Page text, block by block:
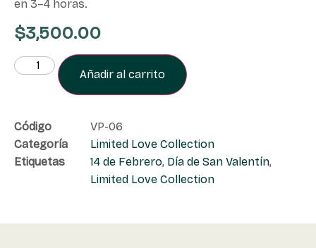
en 3–4 horas.
$3,500.00
Añadir al carrito
Código
VP-06
Categoría
Limited Love Collection
Etiquetas
14 de Febrero, Día de San Valentín,
Limited Love Collection